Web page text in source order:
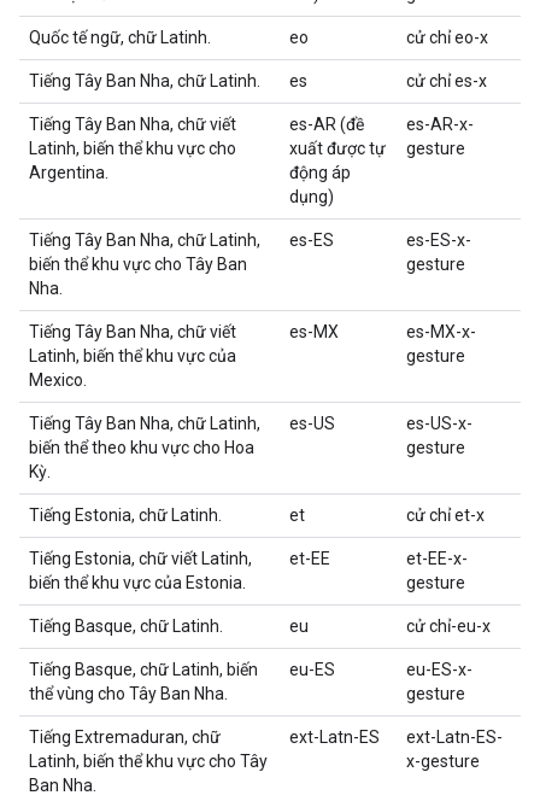
Quốc tế ngữ, chữ Latinh. eo cử chỉ eo-x
Tiếng Tây Ban Nha, chữ Latinh. es cử chỉ es-x
Tiếng Tây Ban Nha, chữ viết
Latinh, biến thể khu vực cho
Argentina.
es-AR (đề
xuất được tự
động áp
dụng)
es-AR-x-
gesture
Tiếng Tây Ban Nha, chữ Latinh,
biến thể khu vực cho Tây Ban
Nha.
es-ES
es-ES-x-
gesture
Tiếng Tây Ban Nha, chữ viết
Latinh, biến thể khu vực của
Mexico.
es-MX
es-MX-x-
gesture
Tiếng Tây Ban Nha, chữ Latinh,
biến thể theo khu vực cho Hoa
Kỳ.
es-US
es-US-x-
gesture
Tiếng Estonia, chữ Latinh. et cử chỉ et-x
Tiếng Estonia, chữ viết Latinh,
biến thể khu vực của Estonia.
et-EE
et-EE-x-
gesture
Tiếng Basque, chữ Latinh. eu cử chỉ-eu-x
Tiếng Basque, chữ Latinh, biến
thể vùng cho Tây Ban Nha.
eu-ES
eu-ES-x-
gesture
Tiếng Extremaduran, chữ
Latinh, biến thể khu vực cho Tây
Ban Nha.
ext-Latn-ES
ext-Latn-ES-
x-gesture